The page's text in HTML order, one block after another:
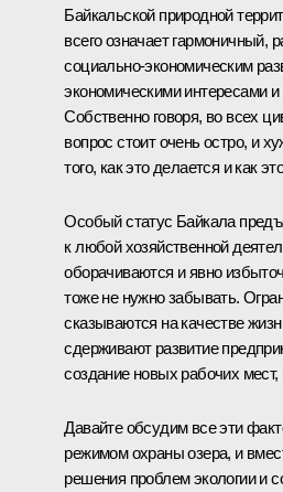
Байкальской природной
всего означает
социально-экономическим
экономическими интересами
Собственно говоря, во всех
вопрос стоит очень остро, и
того, как это делается и как
Особый статус Байкала
к любой хозяйственной
оборачиваются и явно
тоже не нужно забывать.
сказываются на качестве
сдерживают развитие
создание новых рабочих
Давайте обсудим все эти
режимом охраны озера, и
решения проблем экологии и